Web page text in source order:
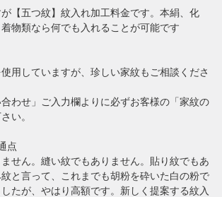
【五つ紋】紋入れ加工料金です。本絹、化
物類なら何でも入れることが可能です
用していますが、珍しい家紋もご相談くださ
わせ」ご入力欄よりに必ずお客様の「家紋の
い。
点
せん。縫い紋でもありません。貼り紋でもあ
と言って、これまでも胡粉を砕いた白の粉で
たが、やはり高額です。新しく提案する紋入